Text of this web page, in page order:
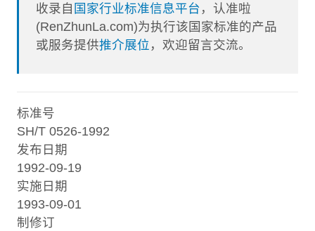
收录自 国家行业标准信息平台 ，认准啦
(RenZhunLa.com)为执行该国家标准的产品
或服务提供推介展位 ，欢迎留言交流。
标准号
SH/T 0526-1992
发布日期
1992-09-19
实施日期
1993-09-01
制修订